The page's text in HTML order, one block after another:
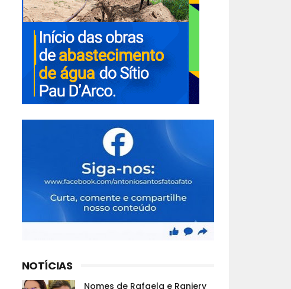
NOTÍCIAS
Nomes de Rafaela e Raniery